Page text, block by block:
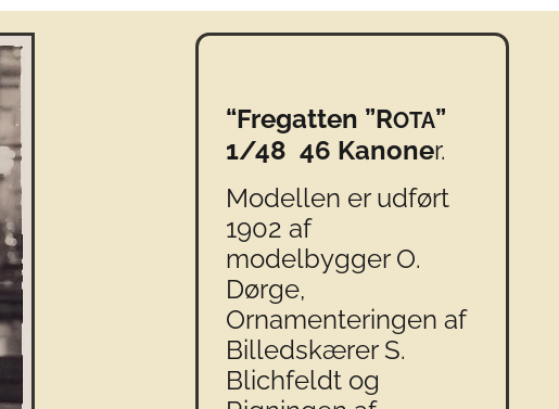
“Fregatten ”ROTA”
1/48 46 Kanoner.
Modellen er udført
1902 af
modelbygger O.
Dørge,
Ornamenteringen af
Billedskærer S.
Blichfeldt og